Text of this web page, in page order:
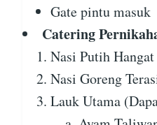
Gate pintu masuk
Catering
Nasi Putih Hangat
Nasi Goreng
Lauk Utama